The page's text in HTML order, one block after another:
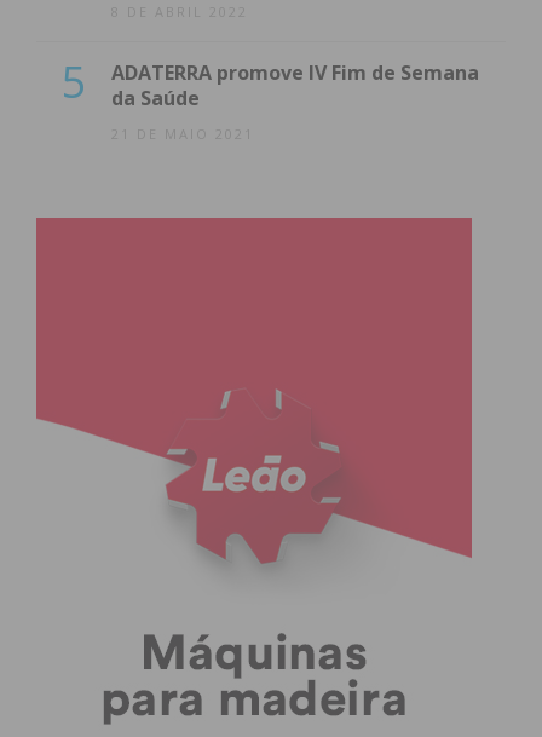
8 DE ABRIL 2022
5
ADATERRA promove IV Fim de Semana
da Saúde
21 DE MAIO 2021